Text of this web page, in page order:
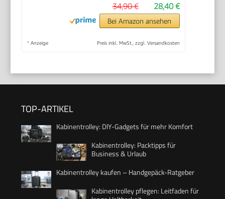
28,40 €
34,90 €
Bei Amazon ansehen
* Anzeige Preis inkl. MwSt., zzgl. Versandkosten
TOP-ARTIKEL
Kabinentrolley: DIY-Gadgets für mehr Komfort
Kabinentrolley: Packtipps für
Business & Urlaub
Kabinentrolley kaufen – Handgepäck-Ratgeber
Kabinentrolley pflegen: Leitfaden für